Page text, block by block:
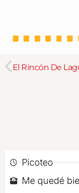
Por
El Rincón De
Picoteo
Me quedé